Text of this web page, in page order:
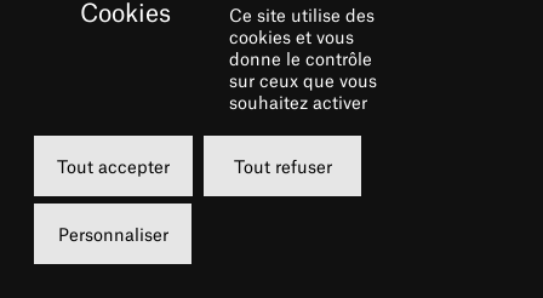
‘Shadowing’ de Chomko & Rosier, permet
d’enregistrer et de reproduire les ombres de
ceux qui passent sous un réverbère.
Ce site utilise des
cookies et vous
donne le contrôle
sur ceux que vous
souhaitez activer
Tout accepter Tout refuser
Personnaliser